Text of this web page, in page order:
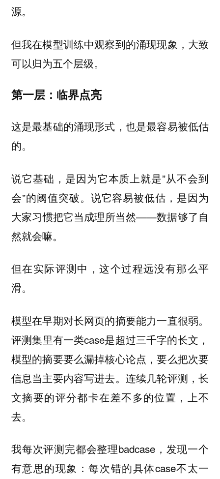
源。
但我在模型训练中观察到的涌现现象，大致
可以归为五个层级。
第一层：临界点亮
这是最基础的涌现形式，也是最容易被低估
的。
说它基础，是因为它本质上就是”从不会到
会”的阈值突破。说它容易被低估，是因为
大家习惯把它当成理所当然——数据够了自
然就会嘛。
但在实际评测中，这个过程远没有那么平
滑。
模型在早期对长网页的摘要能力一直很弱。
评测集里有一类case是超过三千字的长文，
模型的摘要要么漏掉核心论点，要么把次要
信息当主要内容写进去。连续几轮评测，长
文摘要的评分都卡在差不多的位置，上不
去。
我每次评测完都会整理badcase，发现一个
有意思的现象：每次错的具体case不太一